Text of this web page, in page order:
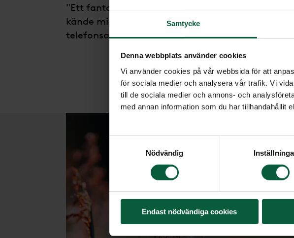
Samtycke
Denna webbplats använder cookies
Vi använder cookies på vår webbsida för att
för sociala medier och analysera vår trafik. Vi
till de sociala medier och annons- och
med annan information som du har tillhandahållit
Nödvändig
Endast nödvändiga cookies
"Ett fantastiskt bemötande, så vänligt och
kände mig väl omhändertagen och att ni kom
telefonsamtal om vad som skulle hända. Det kan